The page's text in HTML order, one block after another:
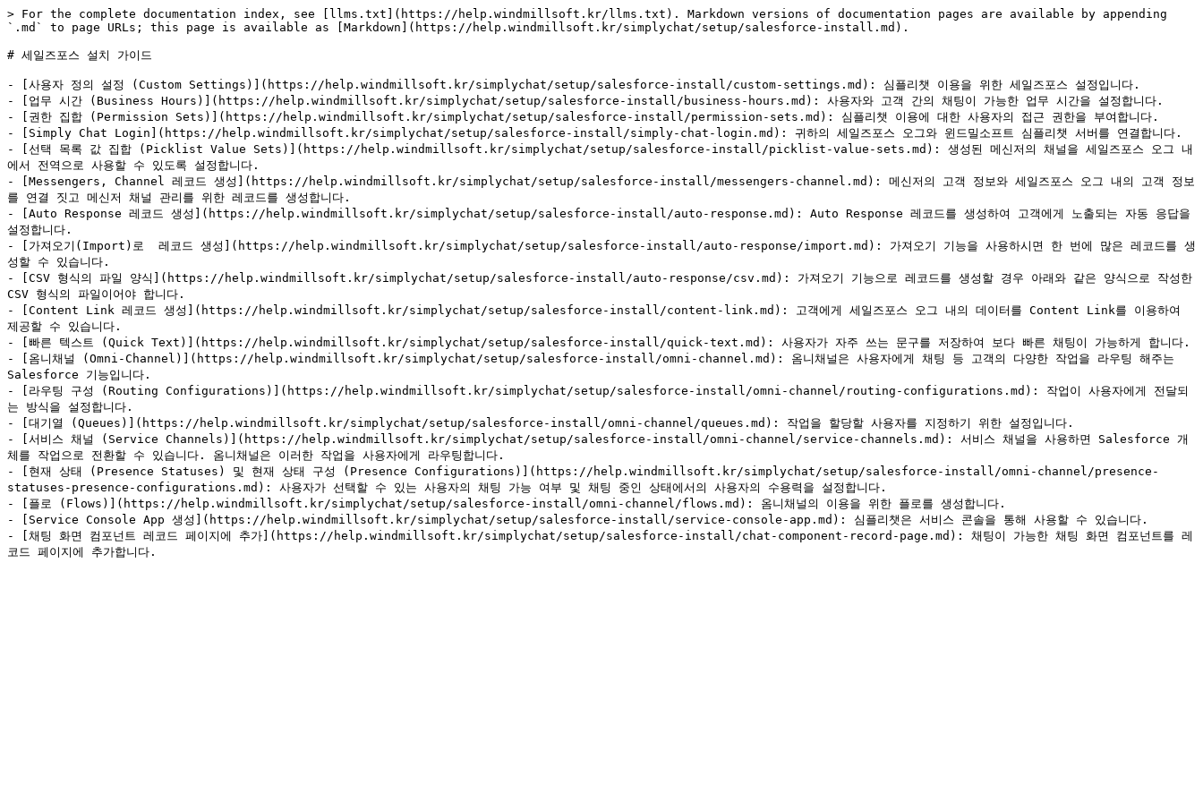
> For the complete documentation index, see [llms.txt](https://help.windmillsoft.kr/llms.txt). Markdown versions of documentation pages are available by appending
`.md` to page URLs; this page is available as [Markdown](https://help.windmillsoft.kr/simplychat/setup/salesforce-install.md).
# 세일즈포스 설치 가이드
- [사용자 정의 설정 (Custom Settings)](https://help.windmillsoft.kr/simplychat/setup/salesforce-install/custom-settings.md): 심플리챗 이용을 위한 세일즈포스 설정입니다.
- [업무 시간 (Business Hours)](https://help.windmillsoft.kr/simplychat/setup/salesforce-install/business-hours.md): 사용자와 고객 간의 채팅이 가능한 업무 시간을 설정합니다.
- [권한 집합 (Permission Sets)](https://help.windmillsoft.kr/simplychat/setup/salesforce-install/permission-sets.md): 심플리챗 이용에 대한 사용자의 접근 권한을 부여합니다.
- [Simply Chat Login](https://help.windmillsoft.kr/simplychat/setup/salesforce-install/simply-chat-login.md): 귀하의 세일즈포스 오그와 윈드밀소프트 심플리챗 서버를 연결합니다.
- [선택 목록 값 집합 (Picklist Value Sets)](https://help.windmillsoft.kr/simplychat/setup/salesforce-install/picklist-value-sets.md): 생성된 메신저의 채널을 세일즈포스 오그 내
에서 전역으로 사용할 수 있도록 설정합니다.
- [Messengers, Channel 레코드 생성](https://help.windmillsoft.kr/simplychat/setup/salesforce-install/messengers-channel.md): 메신저의 고객 정보와 세일즈포스 오그 내의 고객 정보
를 연결 짓고 메신저 채널 관리를 위한 레코드를 생성합니다.
- [Auto Response 레코드 생성](https://help.windmillsoft.kr/simplychat/setup/salesforce-install/auto-response.md): Auto Response 레코드를 생성하여 고객에게 노출되는 자동 응답을
설정합니다.
- [가져오기(Import)로  레코드 생성](https://help.windmillsoft.kr/simplychat/setup/salesforce-install/auto-response/import.md): 가져오기 기능을 사용하시면 한 번에 많은 레코드를 생
성할 수 있습니다.
- [CSV 형식의 파일 양식](https://help.windmillsoft.kr/simplychat/setup/salesforce-install/auto-response/csv.md): 가져오기 기능으로 레코드를 생성할 경우 아래와 같은 양식으로 작성한
CSV 형식의 파일이어야 합니다.
- [Content Link 레코드 생성](https://help.windmillsoft.kr/simplychat/setup/salesforce-install/content-link.md): 고객에게 세일즈포스 오그 내의 데이터를 Content Link를 이용하여
제공할 수 있습니다.
- [빠른 텍스트 (Quick Text)](https://help.windmillsoft.kr/simplychat/setup/salesforce-install/quick-text.md): 사용자가 자주 쓰는 문구를 저장하여 보다 빠른 채팅이 가능하게 합니다.
- [옴니채널 (Omni-Channel)](https://help.windmillsoft.kr/simplychat/setup/salesforce-install/omni-channel.md): 옴니채널은 사용자에게 채팅 등 고객의 다양한 작업을 라우팅 해주는
Salesforce 기능입니다.
- [라우팅 구성 (Routing Configurations)](https://help.windmillsoft.kr/simplychat/setup/salesforce-install/omni-channel/routing-configurations.md): 작업이 사용자에게 전달되
는 방식을 설정합니다.
- [대기열 (Queues)](https://help.windmillsoft.kr/simplychat/setup/salesforce-install/omni-channel/queues.md): 작업을 할당할 사용자를 지정하기 위한 설정입니다.
- [서비스 채널 (Service Channels)](https://help.windmillsoft.kr/simplychat/setup/salesforce-install/omni-channel/service-channels.md): 서비스 채널을 사용하면 Salesforce 개
체를 작업으로 전환할 수 있습니다. 옴니채널은 이러한 작업을 사용자에게 라우팅합니다.
- [현재 상태 (Presence Statuses) 및 현재 상태 구성 (Presence Configurations)](https://help.windmillsoft.kr/simplychat/setup/salesforce-install/omni-channel/presence-
statuses-presence-configurations.md): 사용자가 선택할 수 있는 사용자의 채팅 가능 여부 및 채팅 중인 상태에서의 사용자의 수용력을 설정합니다.
- [플로 (Flows)](https://help.windmillsoft.kr/simplychat/setup/salesforce-install/omni-channel/flows.md): 옴니채널의 이용을 위한 플로를 생성합니다.
- [Service Console App 생성](https://help.windmillsoft.kr/simplychat/setup/salesforce-install/service-console-app.md): 심플리챗은 서비스 콘솔을 통해 사용할 수 있습니다.
- [채팅 화면 컴포넌트 레코드 페이지에 추가](https://help.windmillsoft.kr/simplychat/setup/salesforce-install/chat-component-record-page.md): 채팅이 가능한 채팅 화면 컴포넌트를 레